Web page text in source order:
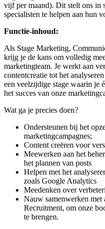
vijf per maand). Dit stelt ons in
specialisten te helpen aan hun
Functie-inhoud:
Als Stage Marketing,
krijg je de kans om volledig
marketingteam. Je werkt aan
contentcreatie tot het
een veelzijdige stage waarin je
het succes van onze
Wat ga je precies doen?
Ondersteunen bij het
marketingcampagnes;
Content creëren voor
Meewerken aan het
het plannen van posts
Helpen met het
zoals Google Analytics
Meedenken over
Nauw samenwerken met
Recruitment, om onze
te brengen.